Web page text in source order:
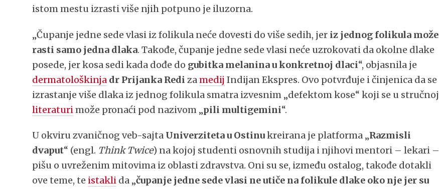
istom mestu izrasti više njih potpuno je iluzorna.
„Čupanje jedne sede vlasi iz folikula neće dovesti do više sedih, jer iz jednog folikula može
rasti samo jedna dlaka. ​​Takođe, čupanje jedne sede vlasi neće uzrokovati da okolne dlake
posede, jer kosa sedi kada dođe do gubitka melanina u konkretnoj dlaci“, objasnila je
dermatološkinja dr Prijanka Redi zamedij Indijan Ekspres. Ovo potvrđuje i činjenica da se
izrastanje više dlaka iz jednog folikula smatra izvesnim „defektom kose“ koji se u stručnoj
literaturi može pronaći pod nazivom „pili multigemini“.
U okviru zvaničnog veb-sajta Univerziteta u Ostinukreirana je platforma „Razmisli
dvaput“ (engl. Think Twice) na kojoj studenti osnovnih studija i njihovi mentori – lekari –
pišu o uvreženim mitovima iz oblasti zdravstva. Oni su se, između ostalog, takođe dotakli
ove teme, te istakli da „čupanje jedne sede vlasi ne utiče na folikule dlake oko nje jer su